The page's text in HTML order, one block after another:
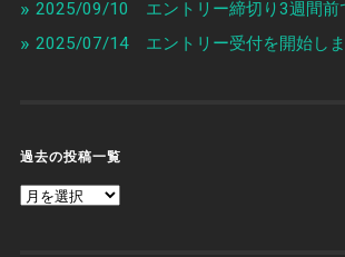
2025/09/10 エントリー締切り3週間前
2025/07/14 エントリー受付を開始し
過去の投稿一覧
過
去